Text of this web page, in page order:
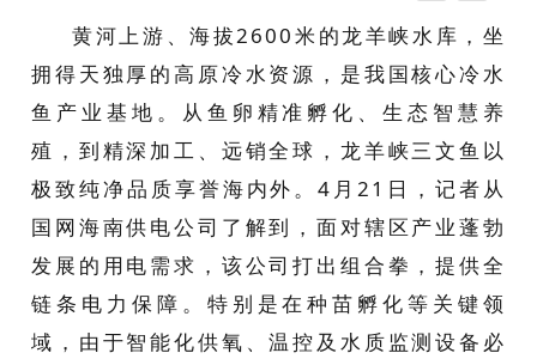
黄河上游、海拔2600米的龙羊峡水库，坐
拥得天独厚的高原冷水资源，是我国核心冷水
鱼产业基地。从鱼卵精准孵化、生态智慧养
殖，到精深加工、远销全球，龙羊峡三文鱼以
极致纯净品质享誉海内外。4月21日，记者从
国网海南供电公司了解到，面对辖区产业蓬勃
发展的用电需求，该公司打出组合拳，提供全
链条电力保障。特别是在种苗孵化等关键领
域，由于智能化供氧、温控及水质监测设备必